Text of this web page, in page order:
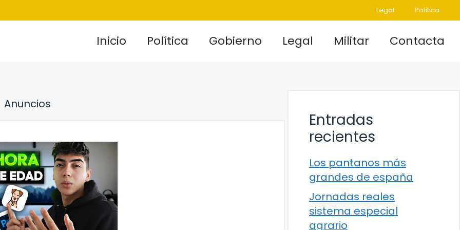
Legal Política
Inicio Política Gobierno Legal Militar Contacta
Anuncios
Entradas
recientes
Los pantanos más
grandes de españa
Jornadas reales
sistema especial
agrario